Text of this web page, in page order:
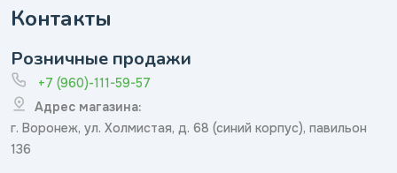
Контакты
Розничные продажи
+7 (960)-111-59-57
Адрес магазина:
г. Воронеж, ул. Холмистая, д. 68 (синий корпус), павильон
136